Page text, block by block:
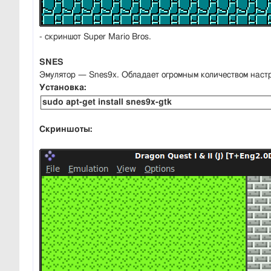
- скриншот Super Mario Bros.
SNES
Эмулятор — Snes9x. Обладает огромным количеством
Установка:
sudo apt-get install snes9x-gtk
Скриншоты: